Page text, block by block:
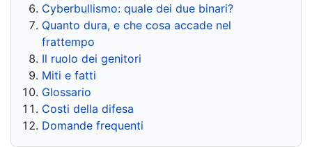
Cyberbullismo: quale dei due binari?
Quanto dura, e che cosa accade nel
frattempo
Il ruolo dei genitori
Miti e fatti
Glossario
Costi della difesa
Domande frequenti